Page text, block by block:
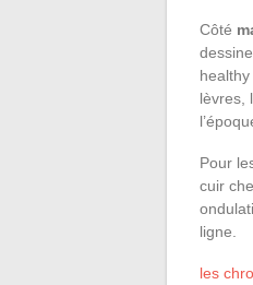
Côté
lèvres,
Pour
cuir
ligne.
les